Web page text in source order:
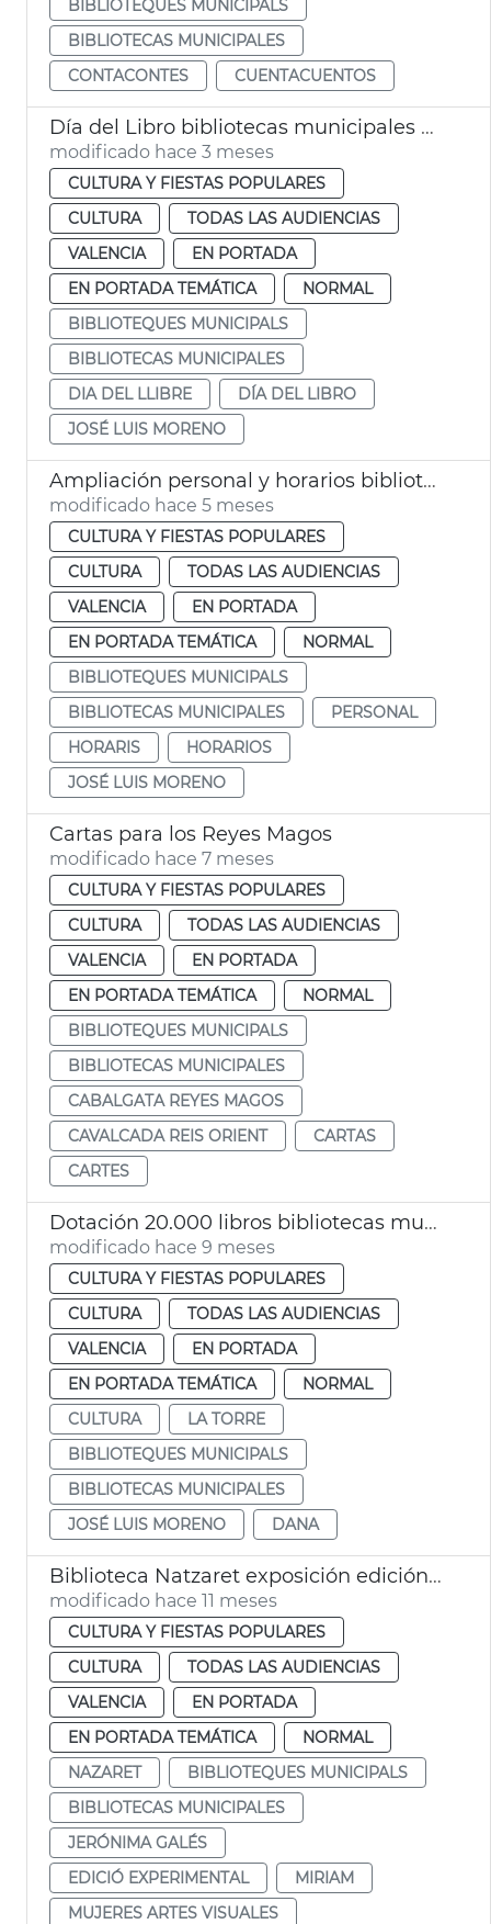
BIBLIOTEQUES MUNICIPALS
BIBLIOTECAS MUNICIPALES
CONTACONTES
CUENTACUENTOS
Día del Libro bibliotecas municipales València
modificado hace 3 meses
CULTURA Y FIESTAS POPULARES
CULTURA
TODAS LAS AUDIENCIAS
VALENCIA
EN PORTADA
EN PORTADA TEMÁTICA
NORMAL
BIBLIOTEQUES MUNICIPALS
BIBLIOTECAS MUNICIPALES
DIA DEL LLIBRE
DÍA DEL LIBRO
JOSÉ LUIS MORENO
Ampliación personal y horarios bibliotecas municipales València
modificado hace 5 meses
CULTURA Y FIESTAS POPULARES
CULTURA
TODAS LAS AUDIENCIAS
VALENCIA
EN PORTADA
EN PORTADA TEMÁTICA
NORMAL
BIBLIOTEQUES MUNICIPALS
BIBLIOTECAS MUNICIPALES
PERSONAL
HORARIS
HORARIOS
JOSÉ LUIS MORENO
Cartas para los Reyes Magos
modificado hace 7 meses
CULTURA Y FIESTAS POPULARES
CULTURA
TODAS LAS AUDIENCIAS
VALENCIA
EN PORTADA
EN PORTADA TEMÁTICA
NORMAL
BIBLIOTEQUES MUNICIPALS
BIBLIOTECAS MUNICIPALES
CABALGATA REYES MAGOS
CAVALCADA REIS ORIENT
CARTAS
CARTES
Dotación 20.000 libros bibliotecas municipales València
modificado hace 9 meses
CULTURA Y FIESTAS POPULARES
CULTURA
TODAS LAS AUDIENCIAS
VALENCIA
EN PORTADA
EN PORTADA TEMÁTICA
NORMAL
CULTURA
LA TORRE
BIBLIOTEQUES MUNICIPALS
BIBLIOTECAS MUNICIPALES
JOSÉ LUIS MORENO
DANA
Biblioteca Natzaret exposición edición experimental de libros por mujeres
modificado hace 11 meses
CULTURA Y FIESTAS POPULARES
CULTURA
TODAS LAS AUDIENCIAS
VALENCIA
EN PORTADA
EN PORTADA TEMÁTICA
NORMAL
NAZARET
BIBLIOTEQUES MUNICIPALS
BIBLIOTECAS MUNICIPALES
JERÓNIMA GALÉS
EDICIÓ EXPERIMENTAL
MIRIAM
MUJERES ARTES VISUALES